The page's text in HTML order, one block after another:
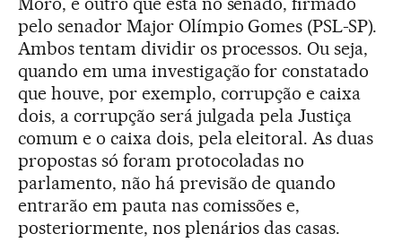
pelo senador Major Olímpio Gomes (PSL-SP).
Ambos tentam dividir os processos. Ou seja,
quando em uma investigação for constatado
que houve, por exemplo, corrupção e caixa
dois, a corrupção será julgada pela Justiça
comum e o caixa dois, pela eleitoral. As duas
propostas só foram protocoladas no
parlamento, não há previsão de quando
entrarão em pauta nas comissões e,
posteriormente, nos plenários das casas.